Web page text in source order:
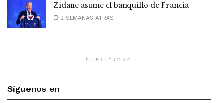
Zidane asume el banquillo de Francia
2 SEMANAS ATRÁS
PUBLICIDAD
Síguenos en